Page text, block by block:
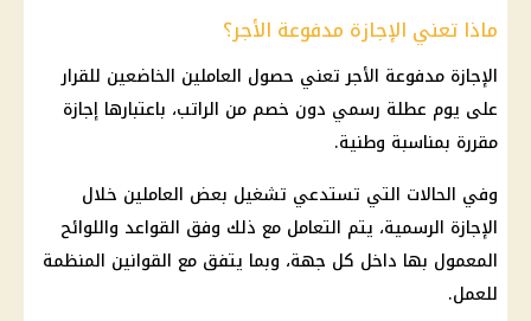
ماذا تعني الإجازة مدفوعة الأجر؟
الإجازة مدفوعة الأجر تعني حصول العاملين الخاضعين للقرار
على يوم عطلة رسمي دون خصم من الراتب، باعتبارها إجازة
مقررة بمناسبة وطنية.
وفي الحالات التي تستدعي تشغيل بعض العاملين خلال
الإجازة الرسمية، يتم التعامل مع ذلك وفق القواعد واللوائح
المعمول بها داخل كل جهة، وبما يتفق مع القوانين المنظمة
للعمل.